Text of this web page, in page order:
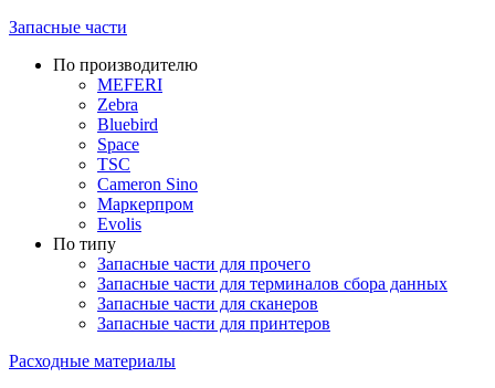
Запасные части
По производителю
MEFERI
Zebra
Bluebird
Space
TSC
Cameron Sino
Маркерпром
Evolis
По типу
Запасные части для прочего
Запасные части для терминалов сбора данных
Запасные части для сканеров
Запасные части для принтеров
Расходные материалы